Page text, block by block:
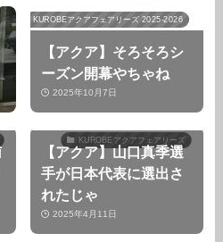
KUROBEアクアフェアリーズ 2025-2026
【アクア】そろそろシ
ーズン開幕やちゃね
2025年10月7日
KUROBEアクアフェアリーズ
【アクア】山口真季選
手が日本代表に選出さ
れたじゃ
2025年4月11日